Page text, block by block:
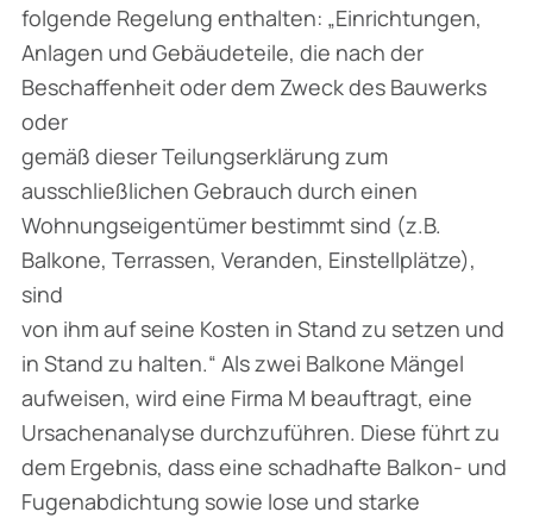
folgende Regelung enthalten: „Einrichtungen,
Anlagen und Gebäudeteile, die nach der
Beschaffenheit oder dem Zweck des Bauwerks
oder
gemäß dieser Teilungserklärung zum
ausschließlichen Gebrauch durch einen
Wohnungseigentümer bestimmt sind (z.B.
Balkone, Terrassen, Veranden, Einstellplätze),
sind
von ihm auf seine Kosten in Stand zu setzen und
in Stand zu halten.“ Als zwei Balkone Mängel
aufweisen, wird eine Firma M beauftragt, eine
Ursachenanalyse durchzuführen. Diese führt zu
dem Ergebnis, dass eine schadhafte Balkon- und
Fugenabdichtung sowie lose und starke